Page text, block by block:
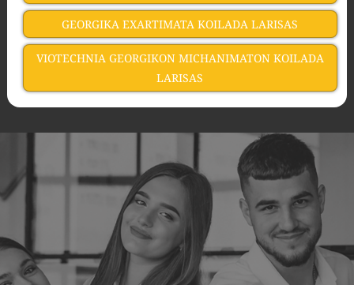
GEORGIKA EXARTIMATA KOILADA LARISAS
VIOTECHNIA GEORGIKON MICHANIMATON KOILADA
LARISAS